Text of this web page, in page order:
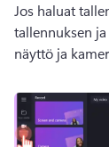
Jos haluat
tallennuksen
näyttö ja